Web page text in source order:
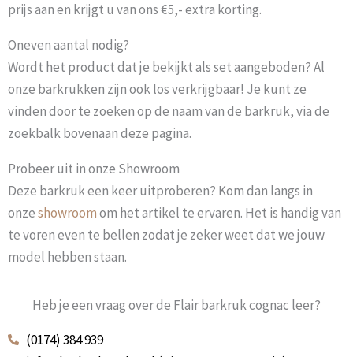
prijs aan en krijgt u van ons €5,- extra korting.
Oneven aantal nodig?
Wordt het product dat je bekijkt als set aangeboden? Al
onze barkrukken zijn ook los verkrijgbaar! Je kunt ze
vinden door te zoeken op de naam van de barkruk, via de
zoekbalk bovenaan deze pagina.
Probeer uit in onze Showroom
Deze barkruk een keer uitproberen? Kom dan langs in
onzeshowroomom het artikel te ervaren. Het is handig van
te voren even te bellen zodat je zeker weet dat we jouw
model hebben staan.
Heb je een vraag over de Flair barkruk cognac leer?
(0174) 384 939